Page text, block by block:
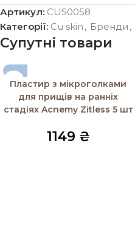
Артикул: CUS0058
Категорії: Cu skin , Бренди ,
Супутні товари
Пластир з мікроголками
для прищів на ранніх
стадіях Acnemy Zitless 5 шт
1149 ₴